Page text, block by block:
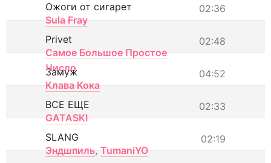
02:36
Ожоги от сигарет
Sula Fray
02:48
Privet
Самое Большое Простое
Число
04:52
Замуж
Клава Кока
02:33
ВСЕ ЕЩЕ
GATASKI
02:19
SLANG
Эндшпиль, TumaniYO